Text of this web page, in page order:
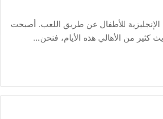
للأطفال عن طريق اللعب. أصبحت